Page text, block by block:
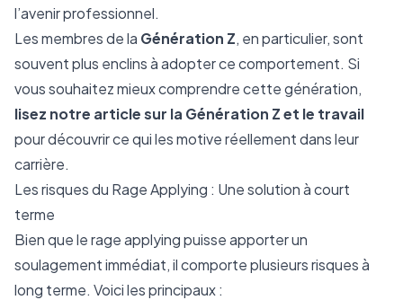
l’avenir professionnel.
Les membres de la Génération Z, en particulier, sont
souvent plus enclins à adopter ce comportement. Si
vous souhaitez mieux comprendre cette génération,
lisez notre article sur la Génération Z et le travail
pour découvrir ce qui les motive réellement dans leur
carrière.
Les risques du Rage Applying : Une solution à court
terme
Bien que le rage applying puisse apporter un
soulagement immédiat, il comporte plusieurs risques à
long terme. Voici les principaux :